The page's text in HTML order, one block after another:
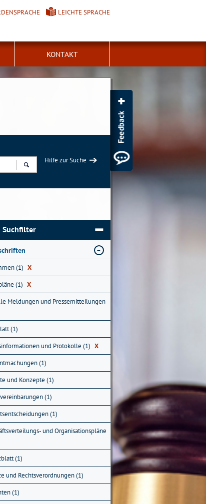
LEICHTE SPRACHE
KONTAKT
Hilfe zur Suche
Suchfilter
(1) X
(1) X
Meldungen und Pressemitteilungen
(1)
und Protokolle (1) X
(1)
und Konzepte (1)
(1)
(1)
und Organisationspläne
(1)
und Rechtsverordnungen (1)
(1)